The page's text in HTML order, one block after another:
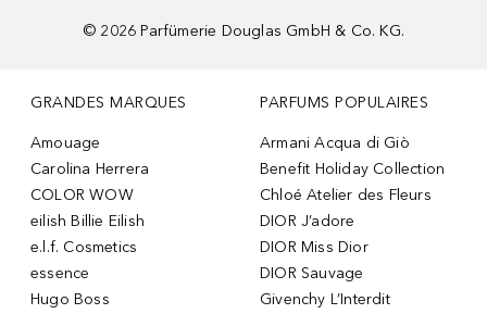
© 2026 Parfümerie Douglas GmbH & Co. KG.
GRANDES MARQUES
Amouage
Carolina Herrera
COLOR WOW
eilish Billie Eilish
e.l.f. Cosmetics
essence
Hugo Boss
PARFUMS POPULAIRES
Armani Acqua di Giò
Benefit Holiday Collection
Chloé Atelier des Fleurs
DIOR J’adore
DIOR Miss Dior
DIOR Sauvage
Givenchy L’Interdit